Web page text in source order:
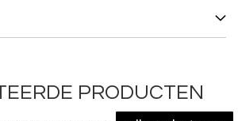
PRODUCTEN